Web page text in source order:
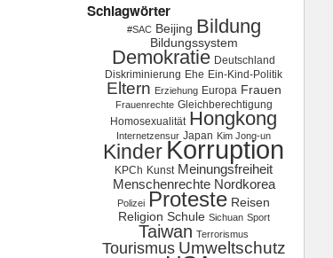
Schlagwörter
#SAC Beijing Bildung
Bildungssystem
Demokratie Deutschland
Diskriminierung Ehe Ein-Kind-Politik
Eltern Erziehung Europa Frauen
Frauenrechte Gleichberechtigung
Homosexualität Hongkong
Internetzensur Japan Kim Jong-un
KinderKorruption
KPCh Kunst Meinungsfreiheit
Menschenrechte Nordkorea
Polizei Proteste Reisen
Religion Schule Sichuan Sport
Taiwan Terrorismus
Tourismus Umweltschutz